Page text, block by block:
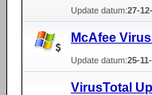
Update datum:27-
McAfee
Update datum:25-
VirusTotal